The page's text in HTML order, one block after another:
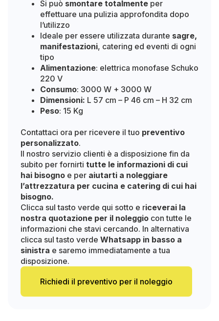
Si può smontare totalmente per
effettuare una pulizia approfondita dopo
l’utilizzo
Ideale per essere utilizzata durante sagre,
manifestazioni, catering ed eventi di ogni
tipo
Alimentazione: elettrica monofase Schuko
220 V
Consumo: 3000 W + 3000 W
Dimensioni: L 57 cm – P 46 cm – H 32 cm
Peso: 15 Kg
Contattaci ora per ricevere il tuo preventivo
personalizzato.
Il nostro servizio clienti è a disposizione fin da
subito per fornirti tutte le informazioni di cui
hai bisogno e per aiutarti a noleggiare
l’attrezzatura per cucina e catering di cui hai
bisogno.
Clicca sul tasto verde qui sotto e riceverai la
nostra quotazione per il noleggio con tutte le
informazioni che stavi cercando. In alternativa
clicca sul tasto verde Whatsapp in basso a
sinistra e saremo immediatamente a tua
disposizione.
Richiedi il preventivo per il noleggio